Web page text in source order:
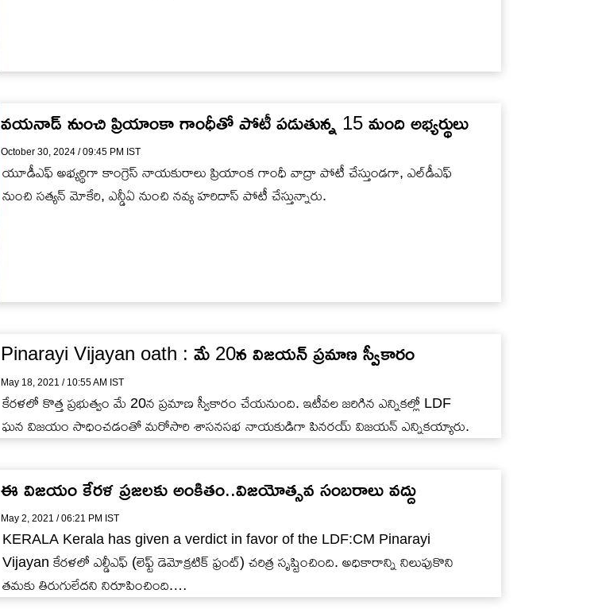
వయనాడ్‌ నుంచి ప్రియాంకా గాంధీతో పోటీ పడుతున్న 15 మంది అభ్యర్థులు
October 30, 2024 / 09:45 PM IST
యూడీఎఫ్‌ అభ్యర్థిగా కాంగ్రెస్ నాయకురాలు ప్రియాంక గాంధీ వాద్రా పోటీ చేస్తుండగా, ఎల్‌డీఎఫ్‌
నుంచి సత్యన్ మోకేరి, ఎన్డీఏ నుంచి నవ్య హరిదాస్ పోటీ చేస్తున్నారు.
Pinarayi Vijayan oath : మే 20న విజయన్‌ ప్రమాణ స్వీకారం
May 18, 2021 / 10:55 AM IST
కేరళలో కొత్త ప్రభుత్వం మే 20న ప్రమాణ స్వీకారం చేయనుంది. ఇటీవల జరిగిన ఎన్నికల్లో LDF
ఘన విజయం సాధించడంతో మరోసారి శాసనసభ నాయకుడిగా పినరయ్‌ విజయన్‌ ఎన్నికయ్యారు.
ఈ విజయం కేరళ ప్రజలకు అంకితం..విజయోత్సవ సంబరాలు వద్దు
May 2, 2021 / 06:21 PM IST
KERALA Kerala has given a verdict in favor of the LDF:CM Pinarayi
Vijayan కేరళలో ఎల్డీఎఫ్ (లెఫ్ట్ డెమోక్రటిక్ ఫ్రంట్) చరిత్ర సృష్టించింది. అధికారాన్ని నిలుపుకొని
తమకు తిరుగులేదని నిరూపించింది.…